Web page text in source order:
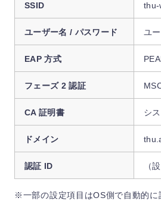
SSID thu-
ユーザー名 / パスワード ユ
EAP 方式
フェーズ 2 認証
CA 証明書 シ
ドメイン
認証 ID （
※一部の設定項目はOS側で自動的に